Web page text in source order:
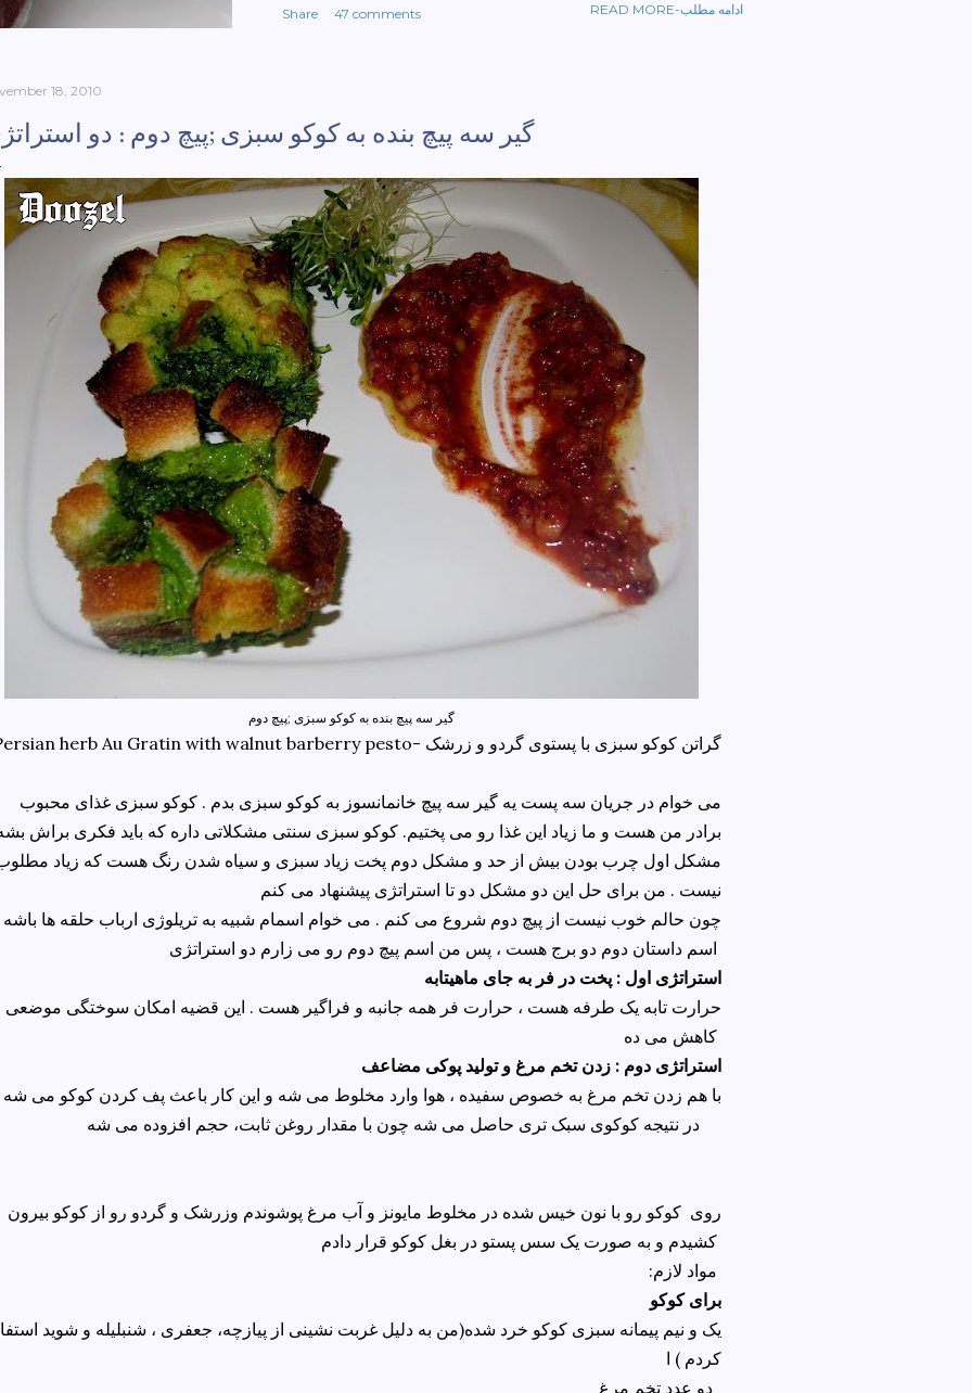
Share 47 comments READ MORE-ادامه مطلب
18, 2010
گیر سه پیچ بنده به کوکو سبزی ;پیچ دوم : دو
گیر سه پیچ بنده به کوکو سبزی ;پیچ دوم
Persian herb Au Gratin with walnut barberry pesto- گراتن کوکو سبزی با پستوی گردو و زرشک
می خوام در جریان سه پست یه گیر سه پیچ خانمانسوز به کوکو سبزی بدم . کوکو سبزی غذای محبوب
برادر من هست و ما زیاد این غذا رو می پختیم. کوکو سبزی سنتی مشکلاتی داره که باید فکری براش
مشکل اول چرب بودن بیش از حد و مشکل دوم پخت زیاد سبزی و سیاه شدن رنگ هست که زیاد
نیست . من برای حل این دو مشکل دو تا استراتژی پیشنهاد می کنم
چون حالم خوب نیست از پیچ دوم شروع می کنم . می خوام اسمام شبیه به تریلوژی ارباب حلقه ها باشه
استراتژی اول : پخت در فر به جای ماهیتابه
حرارت تابه یک طرفه هست ، حرارت فر همه جانبه و فراگیر هست . این قضیه امکان سوختگی موضعی
استراتژی دوم : زدن تخم مرغ و تولید پوکی مضاعف
با هم زدن تخم مرغ به خصوص سفیده ، هوا وارد مخلوط می شه و این کار باعث پف کردن کوکو می شه
روی کوکو رو با نون خیس شده در مخلوط مایونز و آب مرغ پوشوندم وزرشک و گردو رو از کوکو بیرون
برای کوکو
یک و نیم پیمانه سبزی کوکو خرد شده(من به دلیل غربت نشینی از پیازچه، جعفری ، شنبلیله و شوید
کردم ) ا